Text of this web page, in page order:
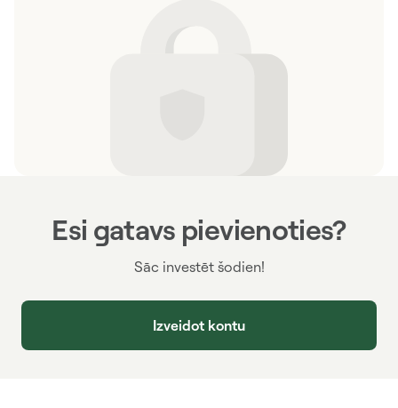
Esi gatavs pievienoties?
Sāc investēt šodien!
Izveidot kontu